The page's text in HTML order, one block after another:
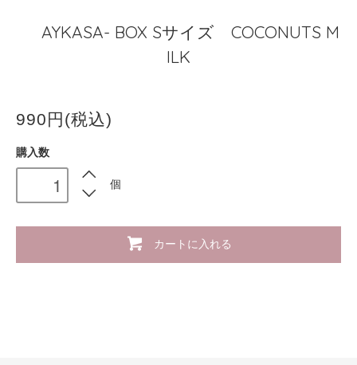
AYKASA- BOX Sサイズ COCONUTS M
ILK
990円(税込)
購入数
個
カートに入れる